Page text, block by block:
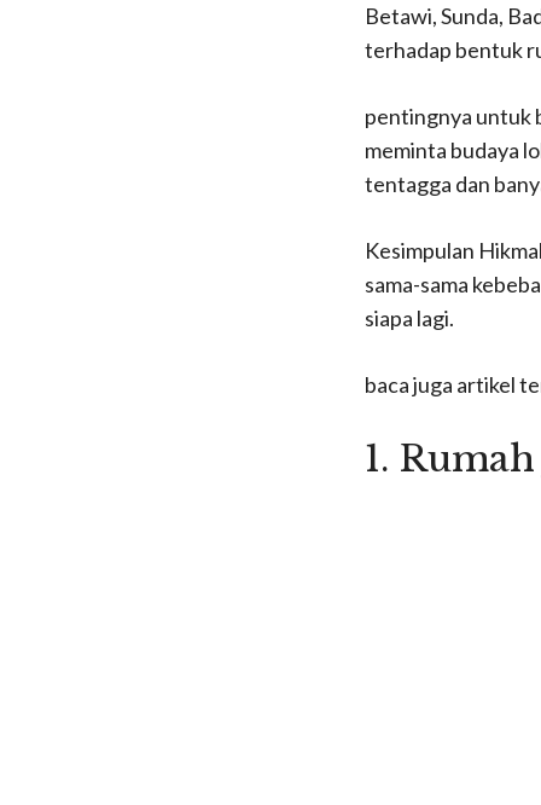
Betawi, Sunda,
terhadap bentuk
pentingnya untuk
meminta budaya
tentagga dan
Kesimpulan
sama-sama
siapa lagi.
baca juga artikel
1.